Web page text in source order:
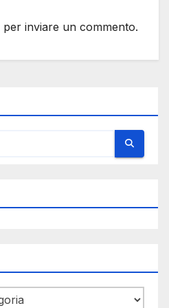
per inviare un commento.